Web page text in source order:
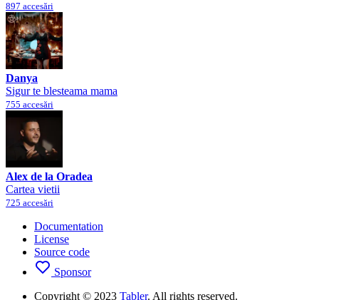
897 accesări
Danya
Sigur te blesteama mama
755 accesări
Alex de la Oradea
Cartea vietii
725 accesări
Documentation
License
Source code
Sponsor
Copyright © 2023 Tabler. All rights reserved.